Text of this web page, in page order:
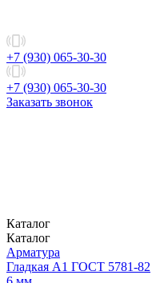
+7 (930) 065-30-30
+7 (930) 065-30-30
Заказать звонок
Каталог
Каталог
Арматура
Гладкая А1 ГОСТ 5781-82